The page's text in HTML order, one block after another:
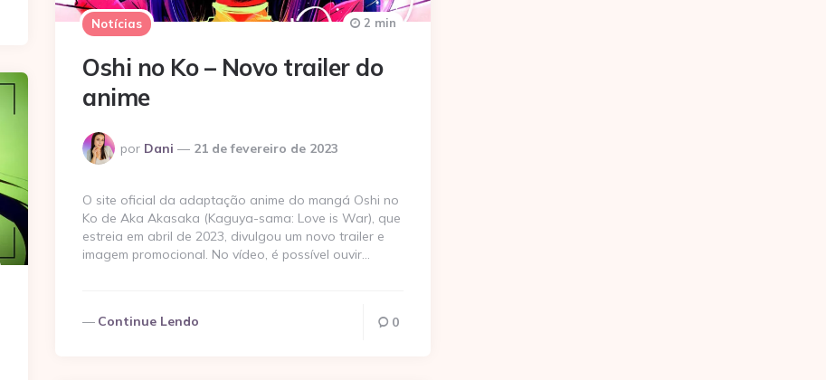
Notícias
Oshi no Ko – Novo trailer do
anime
Postado
por
por Dani 21 de fevereiro de 2023
2 min
O site oficial da adaptação anime do mangá Oshi no
Ko de Aka Akasaka (Kaguya-sama: Love is War), que
estreia em abril de 2023, divulgou um novo trailer e
imagem promocional. No vídeo, é possível ouvir…
Continue Lendo 0